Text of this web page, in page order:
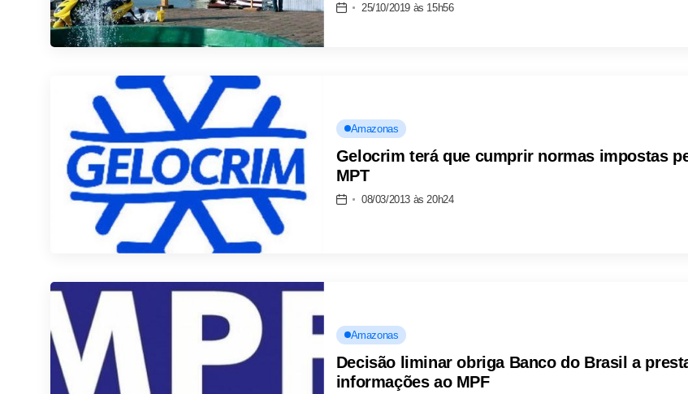
25/10/2019 às 15h56
Amazonas
Gelocrim terá que cumprir normas impostas
MPT
08/03/2013 às 20h24
Amazonas
Decisão liminar obriga Banco do Brasil a
informações ao MPF